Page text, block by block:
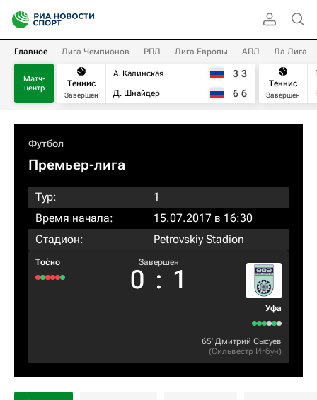
Главное Лига Чемпионов РПЛ Лига Европы АПЛ Ла Лига
Матч-
центр
Теннис
Завершен
А. Калинская
Д. Шнайдер
3 3
6 6
Теннис
Завершен
Футбол
Премьер-лига
Тур:
1
Время начала:
15.07.2017 в 16:30
Стадион:
Petrovskiy Stadion
То́сно Завершен
0 : 1
Уфа
65‎’‎ Дмитрий Сысуев
(Сильвестр Игбун)